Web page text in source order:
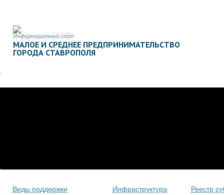
Информационный сайт
МАЛОЕ И СРЕДНЕЕ ПРЕДПРИНИМАТЕЛЬСТВО
ГОРОДА СТАВРОПОЛЯ
Виды поддержки Инфраструктура
Реестр